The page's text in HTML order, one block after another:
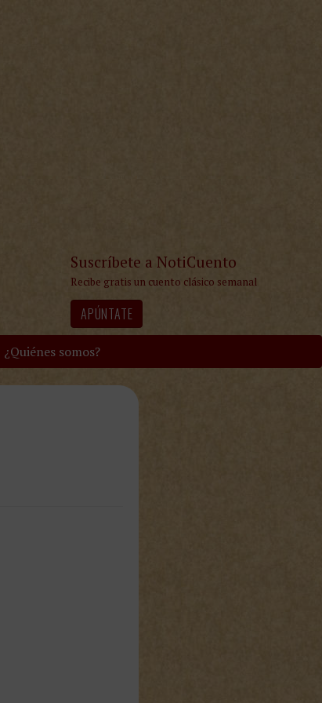
Suscríbete a NotiCuento
Recibe gratis un cuento clásico semanal
APÚNTATE
¿Quiénes somos?